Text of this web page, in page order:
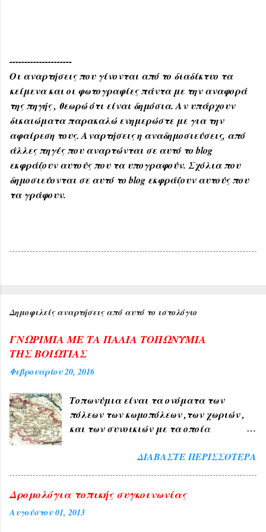
---------------------
Οι αναρτήσεις που γίνονται από το διαδίκτυο τα
κείμενα και οι φωτογραφίες πάντα με την αναφορά
της πηγής , θεωρώ ότι είναι δημόσια. Αν υπάρχουν
δικαιώματα παρακαλώ ενημερώστε με για την
αφαίρεση τους. Αναρτήσεις η αναδημοσιεύσεις, από
άλλες πηγές που αναρτώνται σε αυτό το blog
εκφράζουν αυτούς που τα υπογραφούν. Σχόλια που
δημοσιεύονται σε αυτό το blog εκφράζουν αυτούς που
τα γράφουν.
Δημοφιλείς αναρτήσεις από αυτό το ιστολόγιο
ΓΝΩΡΙΜΙΑ ΜΕ ΤΑ ΠΑΛΙΑ ΤΟΠΩΝΥΜΙΑ
ΤΗΣ ΒΟΙΩΤΙΑΣ
Φεβρουαρίου 20, 2016
Τοπωνύμια είναι τα ονόματα των
πόλεων των κωμοπόλεων ,των χωριών ,
και των συνοικιών με τα οποία
ΑΘΗΝΑ , ΠΑΤΡΑ , ΘΕΣΣΑΛΟΝΙΚΗ , ΧΙΟΣ
προήλθαν από τους αρχαίους χρόνους
όπως ( ΑΘΗΝΑ , ΣΠΑΡΤΗ , ΘΗΒΑ ,
ΔΙΑΒΆΣΤΕ ΠΕΡΙΣΣΌΤΕΡΑ
Δρομολόγια τοπικής συγκοινωνίας
Αυγούστου 01, 2013